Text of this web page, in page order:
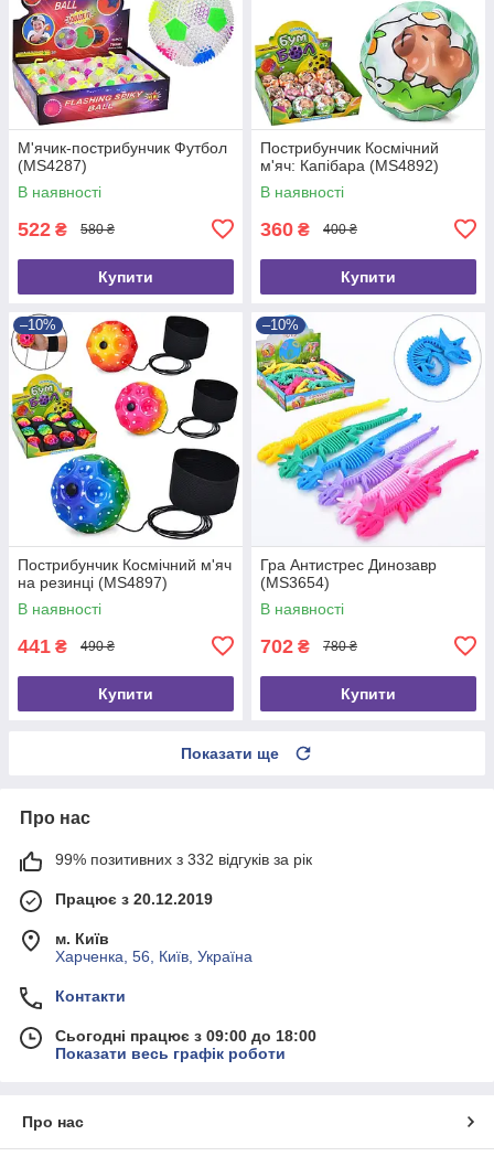
М'ячик-пострибунчик Футбол
(MS4287)
В наявності
522 ₴ 580 ₴
Купити
Пострибунчик Космічний
м'яч: Капібара (MS4892)
В наявності
360 ₴ 400 ₴
Купити
–10%
Пострибунчик Космічний м'яч
на резинці (MS4897)
В наявності
441 ₴ 490 ₴
Купити
–10%
Гра Антистрес Динозавр
(MS3654)
В наявності
702 ₴ 780 ₴
Купити
Показати ще
Про нас
99% позитивних з 332 відгуків за рік
Працює з 20.12.2019
м. Київ
Харченка, 56, Київ, Україна
Контакти
Сьогодні працює з 09:00 до 18:00
Показати весь графік роботи
Про нас